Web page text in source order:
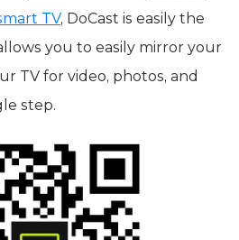
TV, DoCast is easily the
you to easily mirror your
TV for video, photos, and
step.